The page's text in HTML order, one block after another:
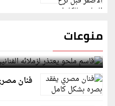
منوعات
قاسم ملحو يعتذر لزملائه
فنان